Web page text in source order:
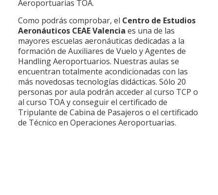
Aeroportuarias TOA.
Como podrás comprobar, el Centro de Estudios
Aeronáuticos CEAE Valencia es una de las
mayores escuelas aeronáuticas dedicadas a la
formación de Auxiliares de Vuelo y Agentes de
Handling Aeroportuarios. Nuestras aulas se
encuentran totalmente acondicionadas con las
más novedosas tecnologías didácticas. Sólo 20
personas por aula podrán acceder al curso TCP o
al curso TOA y conseguir el certificado de
Tripulante de Cabina de Pasajeros o el certificado
de Técnico en Operaciones Aeroportuarias.